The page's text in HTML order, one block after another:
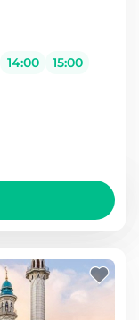
14:00
15:00